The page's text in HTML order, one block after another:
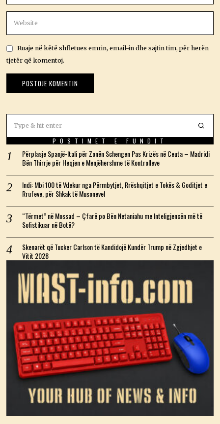
Ruaje në këtë shfletues emrin, email-in dhe sajtin tim, për herën
tjetër që komentoj.
POSTIMET E FUNDIT
Përplasje Spanjë-Itali për Zonën Schengen Pas Krizës në Ceuta – Madridi
Bën Thirrje për Heqjen e Menjëhershme të Kontrolleve
Indi: Mbi 100 të Vdekur nga Përmbytjet, Rrëshqitjet e Tokës & Goditjet e
Rrufeve, për Shkak të Musoneve!
“Tërmet” në Mossad – Çfarë po Bën Netaniahu me Inteligjencën më të
Sofistikuar në Botë?
Skenarët që Tucker Carlson të Kandidojë Kundër Trump në Zgjedhjet e
Vitit 2028